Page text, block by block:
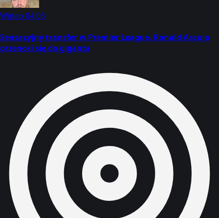
Wideo 04:03
Sensacyjny transfer w Premier League. Ronald Araujo
przenosi się do giganta